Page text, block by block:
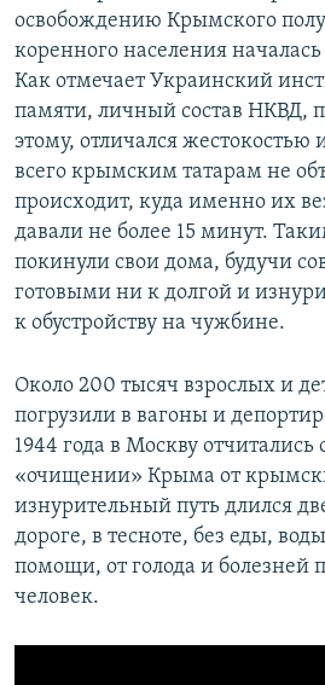
освобождению Крымского
коренного населения началась
Как отмечает Украинский
памяти, личный состав НКВД,
этому, отличался
всего крымским татарам не
происходит, куда именно их
давали не более 15 минут.
покинули свои дома, будучи
готовыми ни к долгой и
к обустройству на чужбине.
Около 200 тысяч взрослых и
погрузили в вагоны и
1944 года в Москву
«очищении» Крыма от
изнурительный путь длился
дороге, в тесноте, без еды,
помощи, от голода и болезней
человек.